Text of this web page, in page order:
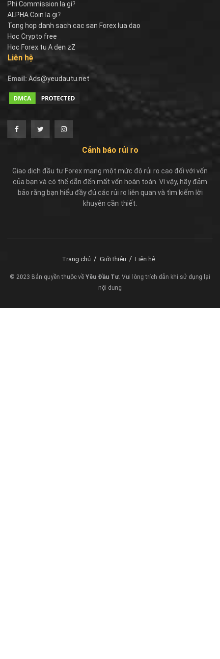
Phi Commission la gi?
ALPHA Coin la gi?
Tong hop danh sach cac san Forex lua dao
Hoc Crypto free
Hoc Forex tu A den zZ
Liên hệ
Email: Ads@yeudautu.net
Cảnh báo rủi ro
Giao dịch đầu tư Forex mang một mức độ rủi ro cao đối với vốn
của bạn và có thể dẫn đến mất vốn hoàn toàn. Vì vậy, hãy đảm
bảo rằng bạn hiểu đầy đủ các rủi ro liên quan và tìm kiếm lời
khuyên cần thiết.
Trang chủ Giới thiệu Liên hệ
© 2023 Bản quyền thuộc về Yêu Đầu Tư. Vui lòng trích dẫn khi sử dụng lại
nội dung